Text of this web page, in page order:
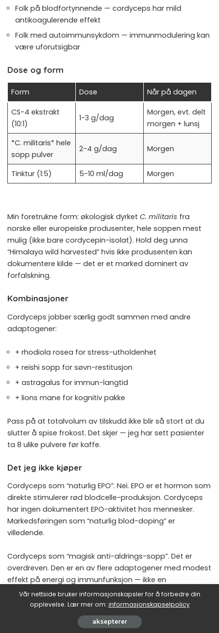
Folk på blodfortynnende — cordyceps har mild
antikoagulerende effekt
Folk med autoimmunsykdom — immunmodulering kan
være uforutsigbar
Dose og form
Form Dose Når på dagen
CS-4 ekstrakt
(10:1)
1-3 g/dag
Morgen, evt. delt
morgen + lunsj
*C. militaris* hele
sopp pulver
2-4 g/dag Morgen
Tinktur (1:5) 5-10 ml/dag Morgen
Min foretrukne form: økologisk dyrket C. militaris fra
norske eller europeiske produsenter, hele soppen mest
mulig (ikke bare cordycepin-isolat). Hold deg unna
“Himalaya wild harvested” hvis ikke produsenten kan
dokumentere kilde — det er et marked dominert av
forfalskning.
Kombinasjoner
Cordyceps jobber særlig godt sammen med andre
adaptogener:
+ rhodiola rosea for stress-utholdenhet
+ reishi sopp for søvn-restitusjon
+ astragalus for immun-langtid
+ lions mane for kognitiv pakke
Pass på at totalvolum av tilskudd ikke blir så stort at du
slutter å spise frokost. Det skjer — jeg har sett pasienter
ta 8 ulike pulvere før kaffe.
Det jeg ikke kjøper
Cordyceps som “naturlig EPO”. Nei. EPO er et hormon som
direkte stimulerer rød blodcelle-produksjon. Cordyceps
har ingen dokumentert EPO-aktivitet hos mennesker.
Markedsføringen som “naturlig blod-doping” er
villedende.
Cordyceps som “magisk anti-aldrings-sopp”. Det er
overdreven. Den er en av flere adaptogener med modest
effekt på energi og immunfunksjon — ikke en
livsforlenger.
Cordyceps “stilthet renser leveren”. Marketing. Levra
renser seg selv hvis du behandler den greit.
Vår nettside bruker informasjonskapsler for å forbedre din
opplevelse. Lær mer om: informasjonskapselpolicy
aksepterer